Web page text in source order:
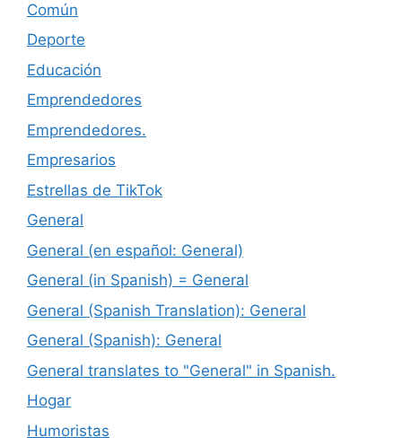
Común
Deporte
Educación
Emprendedores
Emprendedores.
Empresarios
Estrellas de TikTok
General
General (en español: General)
General (in Spanish) = General
General (Spanish Translation): General
General (Spanish): General
General translates to "General" in Spanish.
Hogar
Humoristas